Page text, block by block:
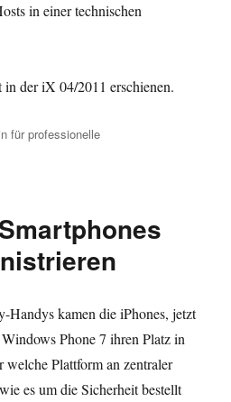
in einer technischen
der iX 04/2011 erschienen.
für professionelle
Handys kamen die iPhones, jetzt
Phone 7 ihren Platz in
Plattform an zentraler
es um die Sicherheit bestellt